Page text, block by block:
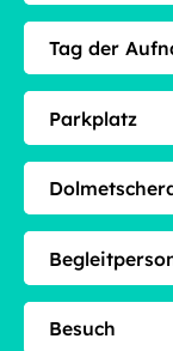
Tag der
Parkplatz
Besuch